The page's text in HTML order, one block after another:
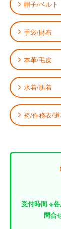
帽子/ベルト
手袋/財布
本革/毛皮
水着/肌着
袴/作務衣/
受付時間 ※
問合